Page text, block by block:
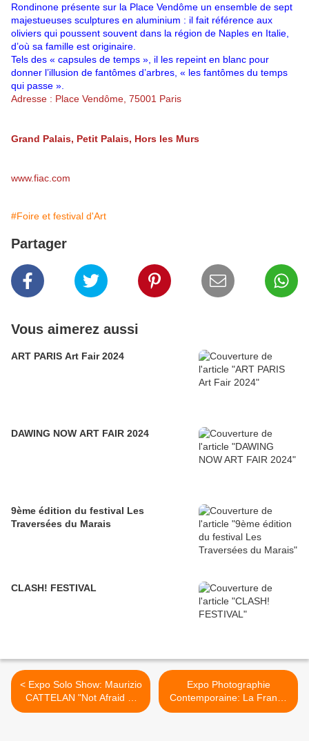
Rondinone présente sur la Place Vendôme un ensemble de sept
majestueuses sculptures en aluminium : il fait référence aux
oliviers qui poussent souvent dans la région de Naples en Italie,
d’où sa famille est originaire.
Tels des « capsules de temps », il les repeint en blanc pour
donner l’illusion de fantômes d’arbres, « les fantômes du temps
qui passe ».
Adresse : Place Vendôme, 75001 Paris
Grand Palais, Petit Palais, Hors les Murs
www.fiac.com
#Foire et festival d'Art
Partager
Vous aimerez aussi
ART PARIS Art Fair 2024
DAWING NOW ART FAIR 2024
9ème édition du festival Les
Traversées du Marais
CLASH! FESTIVAL
< Expo Solo Show: Maurizio
CATTELAN "Not Afraid of
Love"
Expo Photographie
Contemporaine: La France
de Richard AVEDON : Vieux